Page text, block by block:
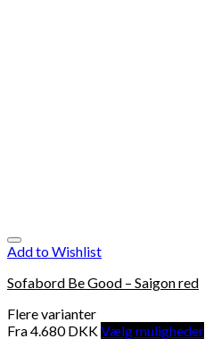
Add to Wishlist
Sofabord Be Good – Saigon red
Flere varianter
Fra4.680DKKVælg muligheder